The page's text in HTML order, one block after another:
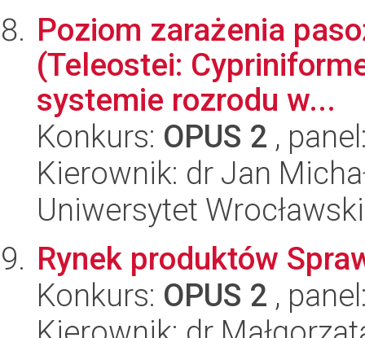
Poziom zarażenia
(Teleostei:
systemie rozrodu w...
Konkurs: OPUS 2 ,
Kierownik: dr Jan
Uniwersytet
Rynek produktów
Konkurs: OPUS 2 ,